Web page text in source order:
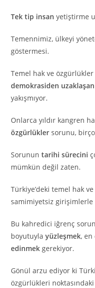
Tek tip insan yetiştirme
Temennimiz, ülkeyi
göstermesi.
Temel hak ve
demokrasiden
yakışmıyor.
Onlarca yıldır kangren
özgürlükler sorunu,
Sorununtarihi sürecini
mümkün değil zaten.
Türkiye’deki temel hak
samimiyetsiz girişimlerle
Bu kahredici iğrenç
boyutuylayüzleşmek,
edinmek gerekiyor.
Gönül arzu ediyor ki
özgürlükleri